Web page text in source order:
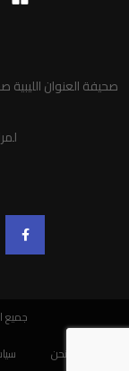
جميع
من نحن